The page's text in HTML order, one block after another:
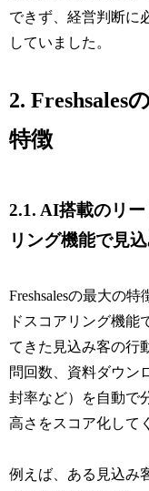
できず、経営判断に
していました。
2. Freshsales
特徴
2.1. AI搭載のリ
リング機能で見
Freshsalesの最大の
ドスコアリング機能
てきた見込み客の行
問回数、資料ダウン
封率など）を自動で
高さをスコア化して
例えば、ある見込み